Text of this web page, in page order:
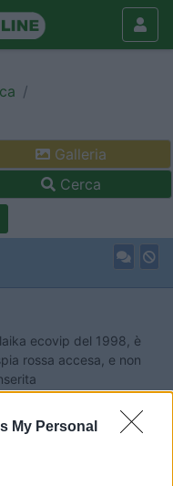
My Personal
Galleria
Cerca
ecovip del 1998, è
rossa accesa, e non